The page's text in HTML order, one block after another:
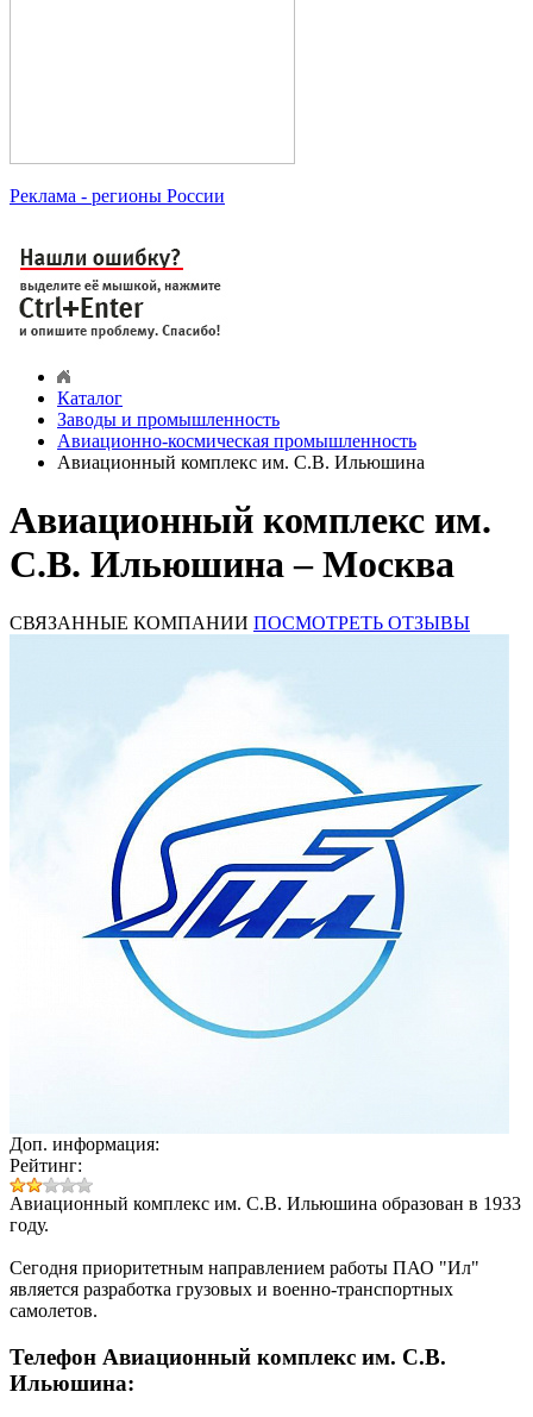
Реклама - регионы России
Каталог
Заводы и промышленность
Авиационно-космическая промышленность
Авиационный комплекс им. С.В. Ильюшина
Авиационный комплекс им.
С.В. Ильюшина – Москва
СВЯЗАННЫЕ КОМПАНИИ ПОСМОТРЕТЬ ОТЗЫВЫ
Доп. информация:
Рейтинг:
Авиационный комплекс им. С.В. Ильюшина образован в 1933
году.
Сегодня приоритетным направлением работы ПАО "Ил"
является разработка грузовых и военно-транспортных
самолетов.
Телефон Авиационный комплекс им. С.В.
Ильюшина: